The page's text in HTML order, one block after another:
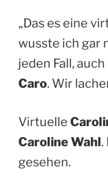
„Das es eine
wusste ich gar
jeden Fall,
Caro. Wir
Virtuelle
Caroline Wahl.
gesehen.